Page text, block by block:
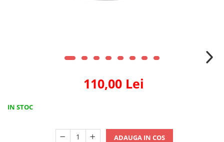
110,00 Lei
IN STOC
ADAUGA IN COS